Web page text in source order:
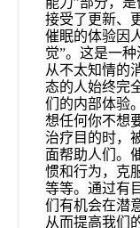
接受了更新、
催眠的体验因
觉”。这是一
从不太知情的
态的人始终完
们的内部体验
想任何你不想
治疗目的时，
面帮助人们。
惯和行为，克
等等。通过有
们有机会在潜
从而提高我们